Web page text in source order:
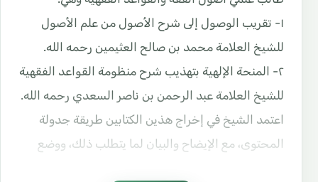
١- تقريب الوصول إلى شرح الأصول من علم الأصول
للشيخ العلامة محمد بن صالح العثيمين رحمه الله.
٢- المنحة الإلهية بتهذيب شرح منظومة القواعد الفقهية
للشيخ العلامة عبد الرحمن بن ناصر السعدي رحمه الله.
اعتمد الشيخ في إخراج هذين الكتابين طريقة جدولة
المحتوى، مع الإيضاح والبيان لما يتطلب ذلك، ووضع